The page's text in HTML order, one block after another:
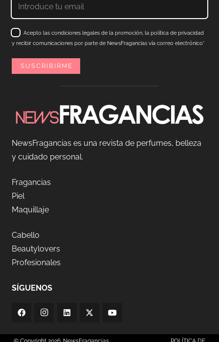
Acepto las condiciones legales de la promoción, la política de privacidad
y recibir comunicaciones por parte de NewsFragancias vía correo electrónico*
NewsFragancias es una revista de perfumes, belleza
y cuidado personal.
Fragancias
Piel
Maquillaje
Cabello
Beautylovers
Profesionales
SÍGUENOS